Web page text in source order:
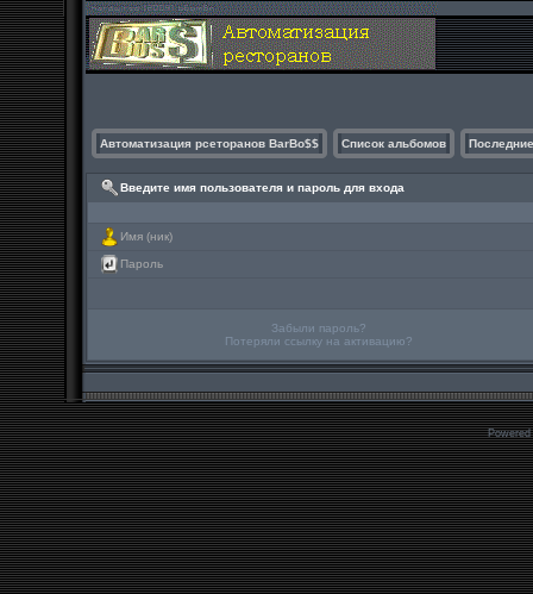
Автоматизация рсеторанов BarBo$$ Список альбомов
Введите имя пользователя и пароль для входа
Имя (ник)
Пароль
Забыли пароль?
Потеряли ссылку на активацию?